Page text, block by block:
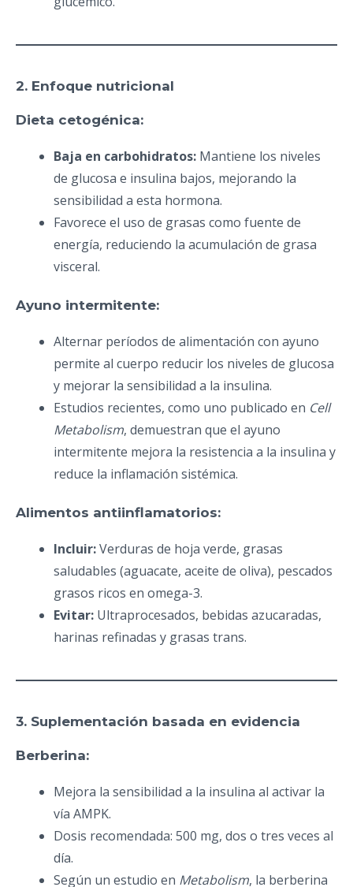
2. Enfoque nutricional
Dieta cetogénica:
Baja en carbohidratos: Mantiene los niveles
de glucosa e insulina bajos, mejorando la
sensibilidad a esta hormona.
Favorece el uso de grasas como fuente de
energía, reduciendo la acumulación de grasa
visceral.
Ayuno intermitente:
Alternar períodos de alimentación con ayuno
permite al cuerpo reducir los niveles de glucosa
y mejorar la sensibilidad a la insulina.
Estudios recientes, como uno publicado en Cell
Metabolism, demuestran que el ayuno
intermitente mejora la resistencia a la insulina y
reduce la inflamación sistémica.
Alimentos antiinflamatorios:
Incluir:Verduras de hoja verde, grasas
saludables (aguacate, aceite de oliva), pescados
grasos ricos en omega-3.
Evitar: Ultraprocesados, bebidas azucaradas,
harinas refinadas y grasas trans.
3. Suplementación basada en evidencia
Berberina:
Mejora la sensibilidad a la insulina al activar la
vía AMPK.
Dosis recomendada: 500 mg, dos o tres veces al
día.
Según un estudio en Metabolism, la berberina